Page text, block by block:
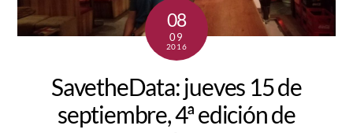
08
09
2016
SavetheData: jueves 15 de
septiembre, 4ª edición de